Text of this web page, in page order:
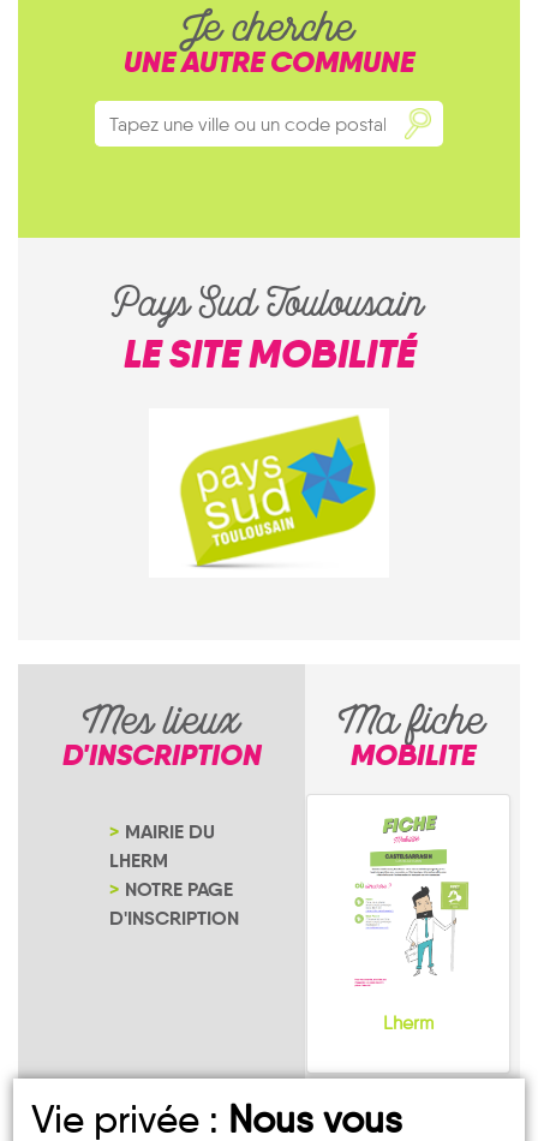
Je cherche
UNE AUTRE COMMUNE
Pays Sud Toulousain
LE SITE MOBILITÉ
Mes lieux
D'INSCRIPTION
MAIRIE DU
LHERM
NOTRE PAGE
D'INSCRIPTION
Ma fiche
MOBILITE
Lherm
Vie privée : Nous vous